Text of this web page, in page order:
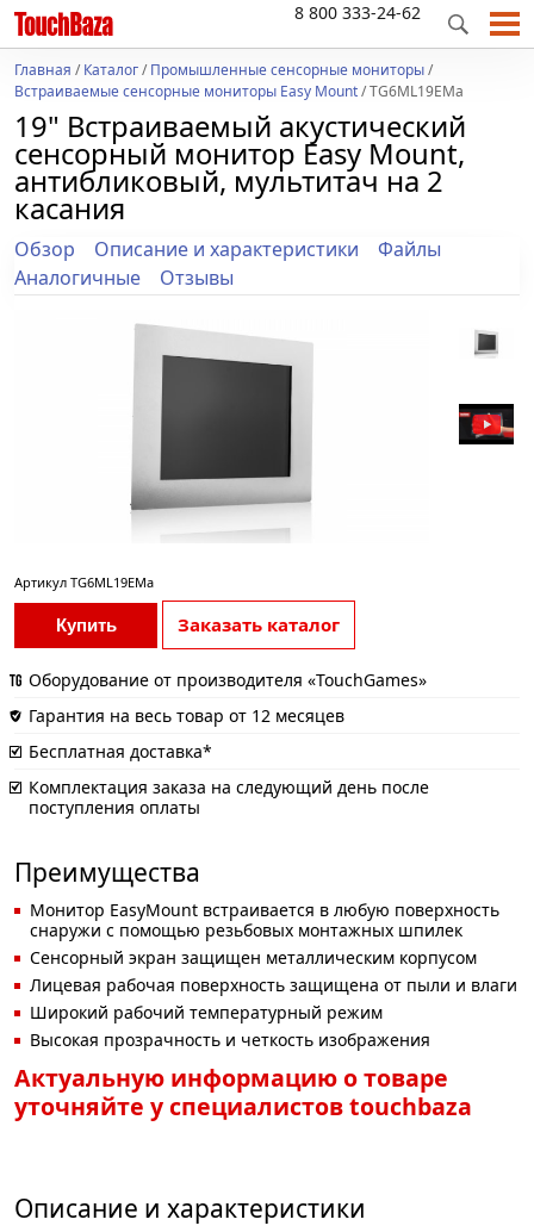
8 800 333-24-62
Главная /Каталог/Промышленные сенсорные мониторы/
Встраиваемые сенсорные мониторы Easy Mount/ TG6ML19EMa
19" Встраиваемый акустический
сенсорный монитор Easy Mount,
антибликовый, мультитач на 2
касания
Обзор Описание и характеристики
Файлы
Аналогичные
Отзывы
Артикул TG6ML19EMa
Купить Заказать каталог
Оборудование от производителя «TouchGames»
Гарантия на весь товар от 12 месяцев
Бесплатная доставка*
Комплектация заказа на следующий день после
поступления оплаты
Преимущества
Монитор EasyMount встраивается в любую поверхность
снаружи с помощью резьбовых монтажных шпилек
Сенсорный экран защищен металлическим корпусом
Лицевая рабочая поверхность защищена от пыли и влаги
Широкий рабочий температурный режим
Высокая прозрачность и четкость изображения
Актуальную информацию о товаре
уточняйте у специалистов touchbaza
Описание и характеристики